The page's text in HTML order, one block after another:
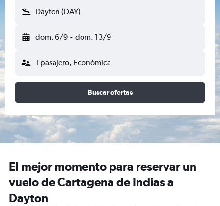
Dayton (DAY)
dom. 6/9 - dom. 13/9
1 pasajero, Económica
Buscar ofertas
El mejor momento para reservar un
vuelo de Cartagena de Indias a
Dayton